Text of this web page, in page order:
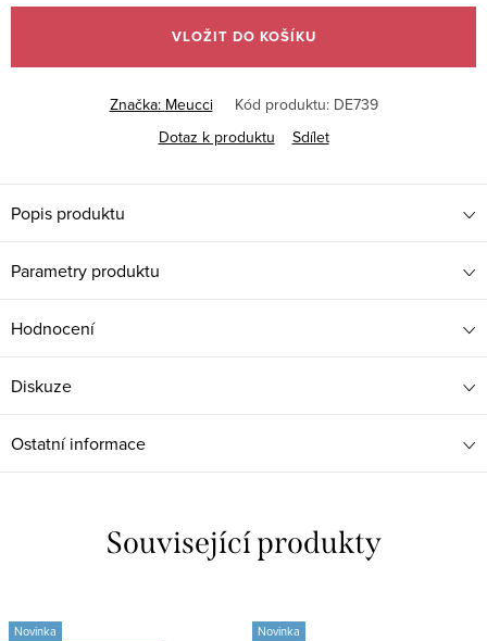
cena:
VLOŽIT DO KOŠÍKU
Značka: Meucci Kód produktu: DE739
Dotaz k produktu
Sdílet
Popis produktu
Parametry produktu
Hodnocení
Diskuze
Ostatní informace
Související produkty
Novinka
Novinka